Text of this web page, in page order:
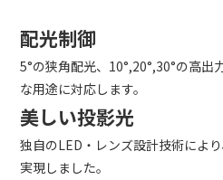
配光制御
5°の狭角配光、10°,20°,30°の高
な用途に対応します。
美しい投影光
独自のLED・レンズ設計技術によ
実現しました。